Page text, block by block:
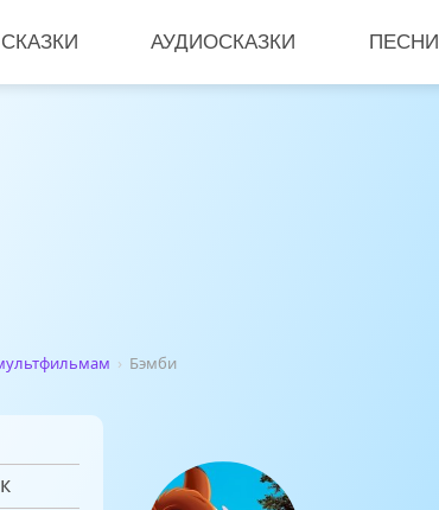
СКАЗКИ АУДИОСКАЗКИ ПЕСНИ
› Бэмби